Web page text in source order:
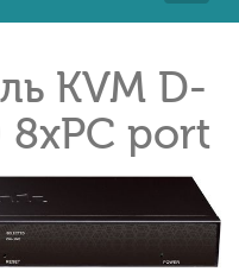
KVM D-
8xPC port